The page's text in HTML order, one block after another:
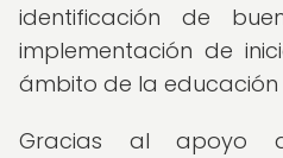
identificación de
implementación de
ámbito de la educación
Gracias al apoyo